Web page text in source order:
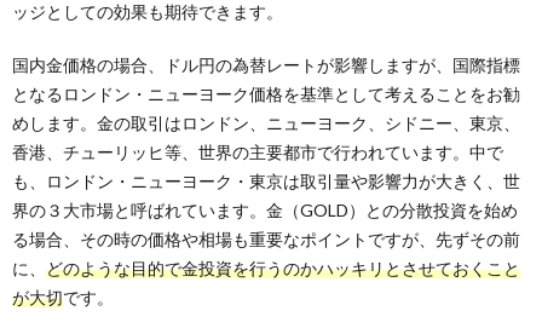
ッジとしての効果も期待できます。
国内金価格の場合、ドル円の為替レートが影響しますが、国際指標
となるロンドン・ニューヨーク価格を基準として考えることをお勧
めします。金の取引はロンドン、ニューヨーク、シドニー、東京、
香港、チューリッヒ等、世界の主要都市で行われています。中で
も、ロンドン・ニューヨーク・東京は取引量や影響力が大きく、世
界の３大市場と呼ばれています。金（GOLD）との分散投資を始め
る場合、その時の価格や相場も重要なポイントですが、先ずその前
に、 どのような目的で金投資を行うのかハッキリとさせておくこと
が大切です。